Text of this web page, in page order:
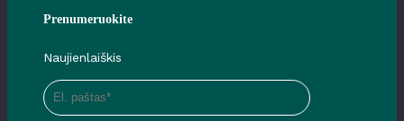
Prenumeruokite
Naujienlaiškis